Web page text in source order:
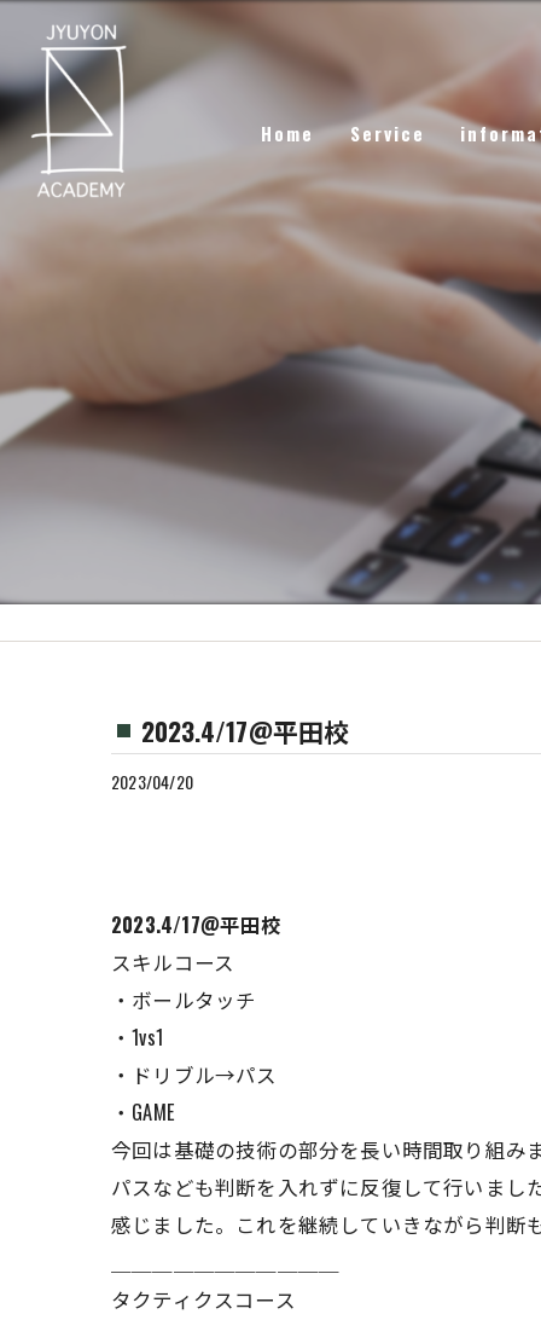
Home Service
2023.4/17@平田校
2023/04/20
2023.4/17@平田校
スキルコース
・ボールタッチ
・1vs1
・ドリブル→パス
・GAME
今回は基礎の技術の部分を長い時間取り組
パスなども判断を入れずに反復して行いまし
感じました。これを継続していきながら判断
タクティクスコース